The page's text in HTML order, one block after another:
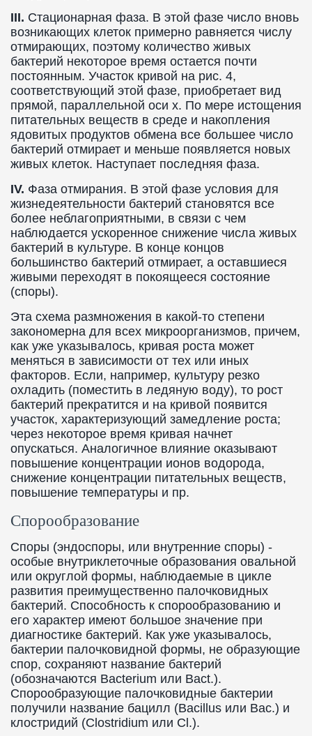
III. Стационарная фаза. В этой фазе число вновь
возникающих клеток примерно равняется числу
отмирающих, поэтому количество живых
бактерий некоторое время остается почти
постоянным. Участок кривой на рис. 4,
соответствующий этой фазе, приобретает вид
прямой, параллельной оси х. По мере истощения
питательных веществ в среде и накопления
ядовитых продуктов обмена все большее число
бактерий отмирает и меньше появляется новых
живых клеток. Наступает последняя фаза.
IV. Фаза отмирания. В этой фазе условия для
жизнедеятельности бактерий становятся все
более неблагоприятными, в связи с чем
наблюдается ускоренное снижение числа живых
бактерий в культуре. В конце концов
большинство бактерий отмирает, а оставшиеся
живыми переходят в покоящееся состояние
(споры).
Эта схема размножения в какой-то степени
закономерна для всех микроорганизмов, причем,
как уже указывалось, кривая роста может
меняться в зависимости от тех или иных
факторов. Если, например, культуру резко
охладить (поместить в ледяную воду), то рост
бактерий прекратится и на кривой появится
участок, характеризующий замедление роста;
через некоторое время кривая начнет
опускаться. Аналогичное влияние оказывают
повышение концентрации ионов водорода,
снижение концентрации питательных веществ,
повышение температуры и пр.
Спорообразование
Споры (эндоспоры, или внутренние споры) -
особые внутриклеточные образования овальной
или округлой формы, наблюдаемые в цикле
развития преимущественно палочковидных
бактерий. Способность к спорообразованию и
его характер имеют большое значение при
диагностике бактерий. Как уже указывалось,
бактерии палочковидной формы, не образующие
спор, сохраняют название бактерий
(обозначаются Bacterium или Bact.).
Спорообразующие палочковидные бактерии
получили название бацилл (Bacillus или Вас.) и
клостридий (Clostridium или Сl.).